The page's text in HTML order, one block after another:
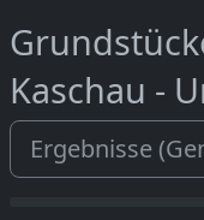
Kaschau -